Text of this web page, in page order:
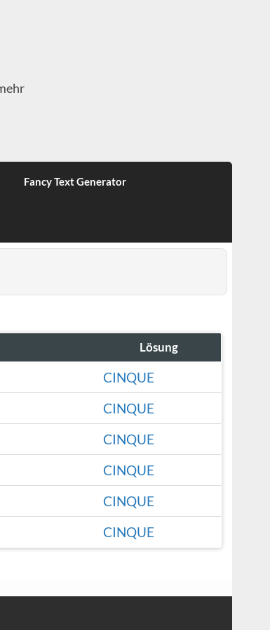
Fancy Text Generator
Lösung
CINQUE
CINQUE
CINQUE
CINQUE
CINQUE
CINQUE